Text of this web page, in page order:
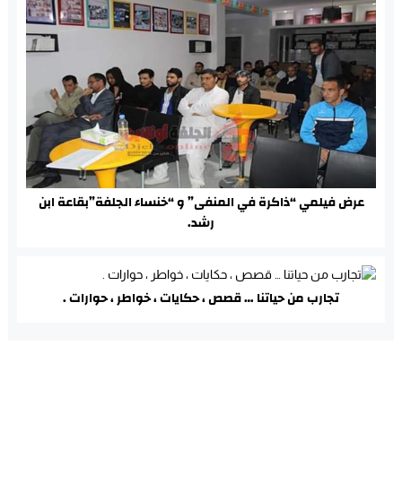
عرض فيلمي “ذاكرة في المنفى” و “خنساء الجلفة”بقاعة ابن
رشد.
تجارب من حياتنا … قصص ، حكايات ، خواطر ، حوارات .